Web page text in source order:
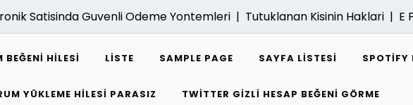
Satisinda Guvenli Odeme Yontemleri |Tutuklanan Kisinin Haklari |E
HILESI LISTE SAMPLE PAGE SAYFA LISTESI SPOTIFY
YÜKLEME HILESI PARASIZ TWITTER GIZLI HESAP BEĞENI GÖRME